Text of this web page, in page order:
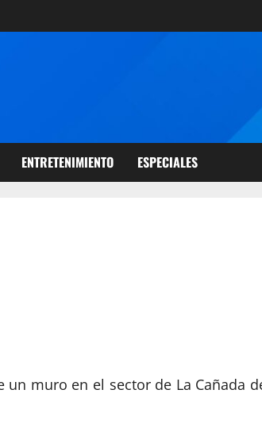
ENTRETENIMIENTO ESPECIALES
muro en el sector de La Cañada